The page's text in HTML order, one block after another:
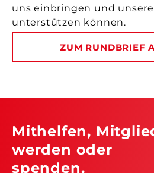
uns einbringen und
unterstützen können.
ZUM RUNDBRIEF
Mithelfen,
werden oder
spenden,